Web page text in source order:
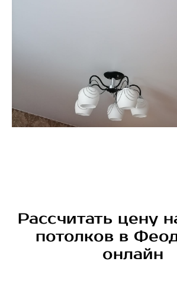
Рассчитать цену
потолков в
онлайн